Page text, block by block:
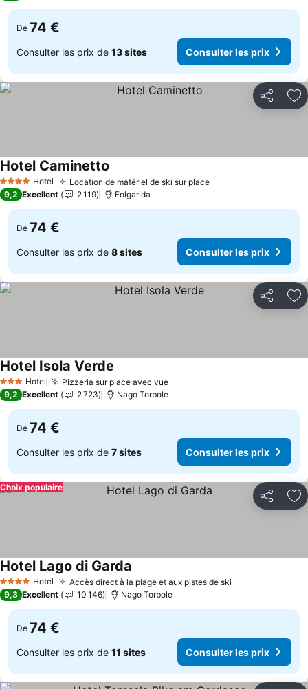
De 74 €
Consulter les prix de 13 sites Consulter les prix
Partager
4 Étoiles Hotel Location de matériel de ski sur placeConsulter les prix
Hotel Caminetto
9,2 Excellent 2 119 Folgarida
De 74 €
Consulter les prix de 8 sites Consulter les prix
Partager
3 ÉtoilesHotel Pizzeria sur place avec vueConsulter les prix
Hotel Isola Verde
9,2 Excellent 2 723 Nago Torbole
De 74 €
Consulter les prix de 7 sites Consulter les prix
Partager
Choix populaire
4 Étoiles Hotel Accès direct à la plage et aux pistes de ski
Hotel Lago di Garda
9,3 Excellent 10 146 Nago Torbole
De 74 €
Consulter les prix de 11 sites Consulter les prix